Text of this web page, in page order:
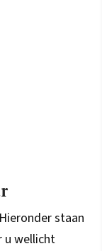
staan
u wellicht